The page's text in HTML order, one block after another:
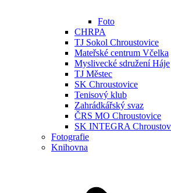
Foto
CHRPA
TJ Sokol Chroustovice
Mateřské centrum Včelka
Myslivecké sdružení Háje
TJ Městec
SK Chroustovice
Tenisový klub
Zahrádkářský svaz
ČRS MO Chroustovice
SK INTEGRA
Fotografie
Knihovna